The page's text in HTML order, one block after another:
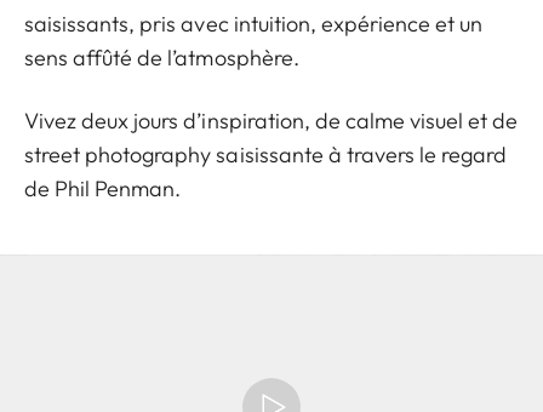
saisissants, pris avec intuition, expérience et un
sens affûté de l’atmosphère.
Vivez deux jours d’inspiration, de calme visuel et de
street photography saisissante à travers le regard
de Phil Penman.